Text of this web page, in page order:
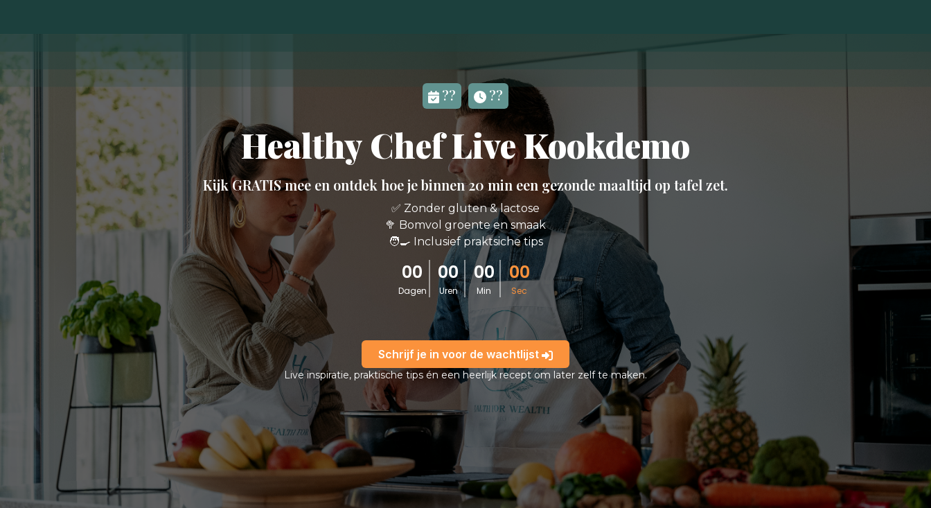
?? . ??
Healthy Chef Live Kookdemo
Kijk GRATIS mee en ontdek hoe je binnen 20 min een gezonde maaltijd op tafel zet.
✅ Zonder gluten & lactose
🥦 Bomvol groente en smaak
🧑‍🍳 Inclusief praktsiche tips
00
Dagen
00
Uren
00
Min
00
Sec
Schrijf je in voor de wachtlijst
Live inspiratie, praktische tips én een heerlijk recept om later zelf te maken.